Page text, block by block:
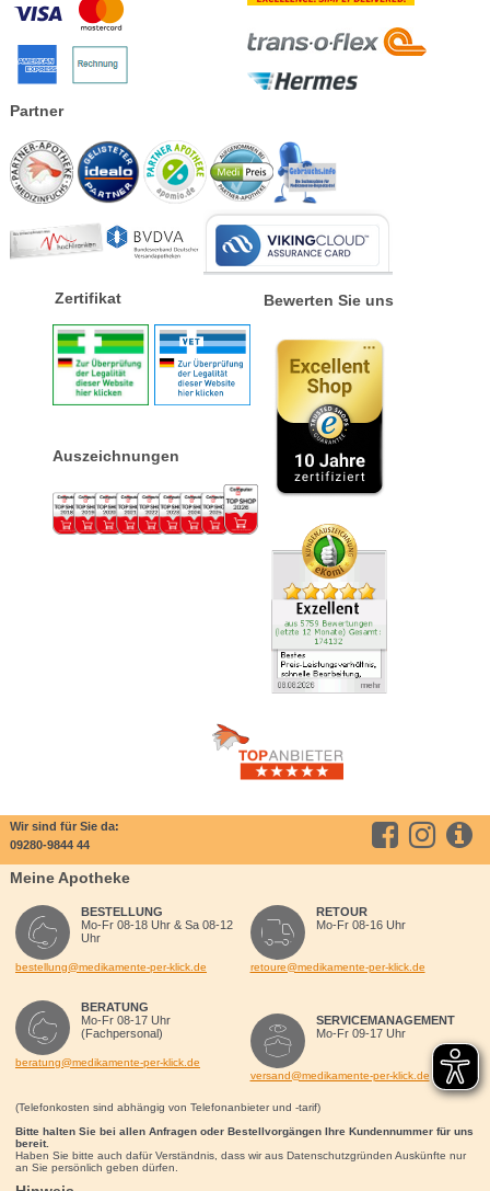
Partner
Zertifikat
Auszeichnungen
Bewerten Sie uns
Wir sind für Sie da:
09280-9844 44
Meine Apotheke
BESTELLUNG
Mo-Fr 08-18 Uhr & Sa 08-12
Uhr
bestellung@medikamente-per-klick.de
BERATUNG
Mo-Fr 08-17 Uhr
(Fachpersonal)
beratung@medikamente-per-klick.de
RETOUR
Mo-Fr 08-16 Uhr
retoure@medikamente-per-klick.de
SERVICEMANAGEMENT
Mo-Fr 09-17 Uhr
versand@medikamente-per-klick.de
(Telefonkosten sind abhängig von Telefonanbieter und -tarif)
Bitte halten Sie bei allen Anfragen oder Bestellvorgängen Ihre Kundennummer für uns
bereit.
Haben Sie bitte auch dafür Verständnis, dass wir aus Datenschutzgründen Auskünfte nur
an Sie persönlich geben dürfen.